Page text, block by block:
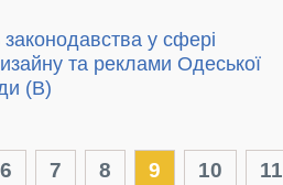
у сфері
та реклами Одеської
(В)
6 7 8 9 10 11